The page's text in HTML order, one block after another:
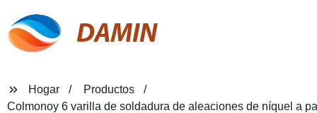
DAMIN
Hogar
Productos
Colmonoy 6 varilla de soldadura de aleaciones de níquel a